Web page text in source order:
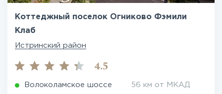
Коттеджный поселок Огниково Фэмили
Клаб
Истринский район
4.5
Волоколамское шоссе 56 км от МКАД